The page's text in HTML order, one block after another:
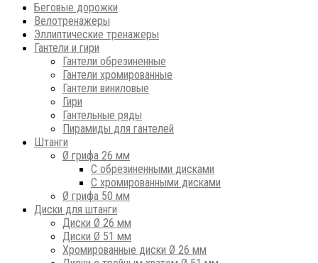
Беговые дорожки
Велотренажеры
Эллиптические тренажеры
Гантели и гири
Гантели обрезиненные
Гантели хромированные
Гантели виниловые
Гири
Гантельные ряды
Пирамиды для гантелей
Штанги
Ø грифа 26 мм
С обрезиненными дисками
С хромированными дисками
Ø грифа 50 мм
Диски для штанги
Диски Ø 26 мм
Диски Ø 51 мм
Хромированные диски Ø 26 мм